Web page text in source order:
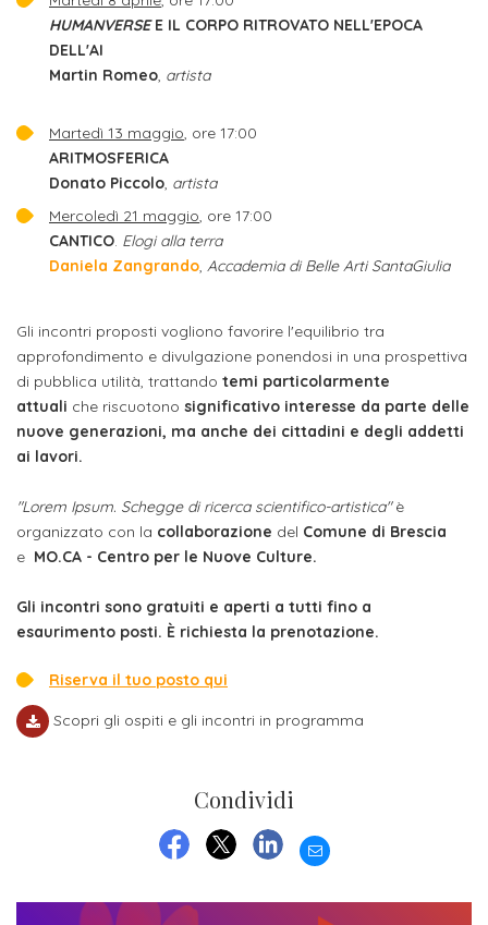
Iscrizione
corsi
singoli
Costi
iscrizione
Costi
iscrizione
biennio
Come
Iscriversi
Gli
per
un
nostro
Opportunità
HUMANVERSEE IL CORPO RITROVATO NELL'EPOCA
DELL'AI
Martin Romeo, artista
Martedì 13 maggio, ore 17:00
ARITMOSFERICA
Donato Piccolo, artista
Mercoledì 21 maggio, ore 17:00
CANTICO. Elogi alla terra
Daniela Zangrando, Accademia di Belle Arti SantaGiulia
Gli incontri proposti vogliono favorire l'equilibrio tra
approfondimento e divulgazione ponendosi in una prospettiva
di pubblica utilità, trattando temi particolarmente
attuali che riscuotono significativo interesse da parte delle
nuove generazioni, ma anche dei cittadini e degli addetti
ai lavori.
"Lorem Ipsum. Schegge di ricerca scientifico-artistica"è
organizzato con la collaborazione del Comune di Brescia
e MO.CA - Centro per le Nuove Culture.
Gli incontri sono gratuiti e aperti a tutti fino a
esaurimento posti. È richiesta la prenotazione.
Riserva il tuo posto qui
Scopri gli ospiti e gli incontri in programma
Condividi
LINKEDIN
EMAIL